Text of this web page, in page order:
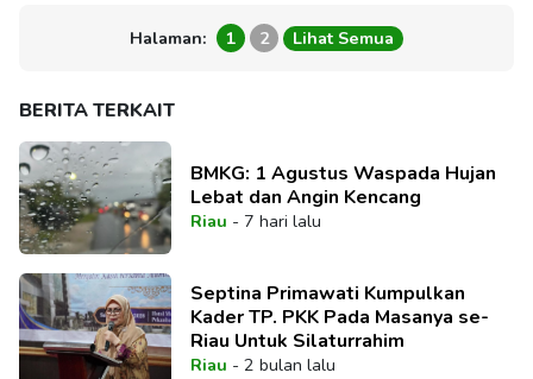
Halaman: 1 2 Lihat Semua
BERITA TERKAIT
BMKG: 1 Agustus Waspada Hujan
Lebat dan Angin Kencang
Riau - 7 hari lalu
Septina Primawati Kumpulkan
Kader TP. PKK Pada Masanya se-
Riau Untuk Silaturrahim
Riau - 2 bulan lalu